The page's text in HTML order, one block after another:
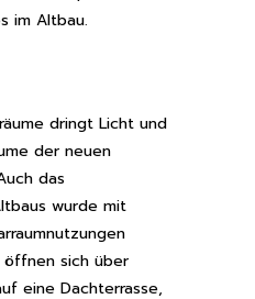
im Altbau.
dringt Licht und
der neuen
das
wurde mit
öffnen sich über
eine Dachterrasse,